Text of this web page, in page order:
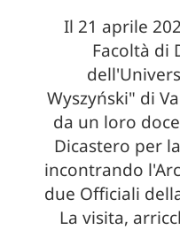
Il 21 aprile
Facoltà di
Wyszyński" di
da un loro
Dicastero per
incontrando
due Officiali
La visita,